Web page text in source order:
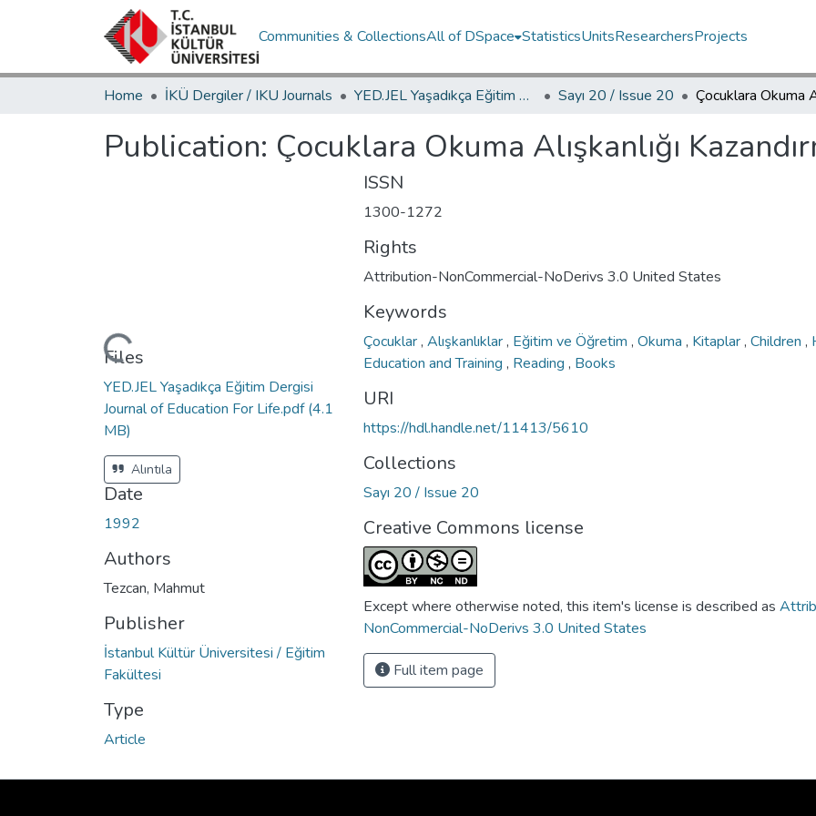
Communities & CollectionsAll of DSpace StatisticsUnitsResearchersProjects
Home İKÜ Dergiler / IKU Journals YED.JEL Yaşadıkça Eğitim Dergisi / Journal of Education For Life Sayı 20 / Issue 20
Publication: Çocuklara Okuma Alışkanlığı
Loading...
Files
YED.JEL Yaşadıkça Eğitim Dergisi
Journal of Education For Life.pdf(4.1
MB)
Alıntıla
Date
1992
Authors
Tezcan, Mahmut
Publisher
İstanbul Kültür Üniversitesi / Eğitim
Fakültesi
Type
Article
ISSN
1300-1272
Rights
Attribution-NonCommercial-NoDerivs 3.0 United States
Keywords
Çocuklar, Alışkanlıklar, Eğitim ve Öğretim , Okuma , Kitaplar, Children ,
Education and Training , Reading , Books
URI
https://hdl.handle.net/11413/5610
Collections
Sayı 20 / Issue 20
Creative Commons license
Except where otherwise noted, this item's license is described as
NonCommercial-NoDerivs 3.0 United States
Full item page